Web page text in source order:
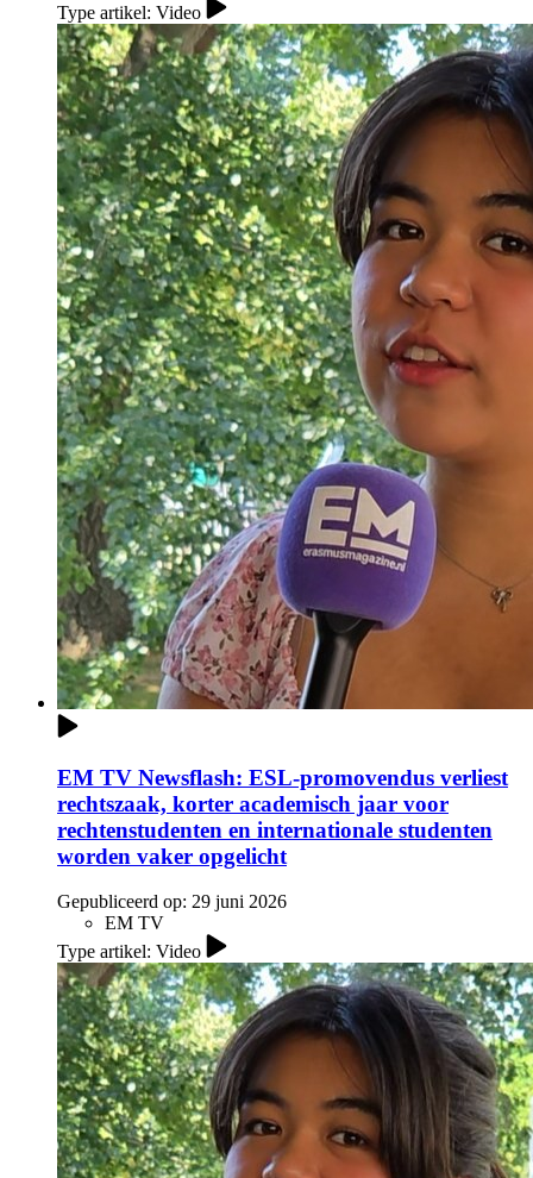
Type artikel: Video
EM TV Newsflash: ESL-promovendus verliest
rechtszaak, korter academisch jaar voor
rechtenstudenten en internationale studenten
worden vaker opgelicht
Gepubliceerd op: 29 juni 2026
EM TV
Type artikel: Video